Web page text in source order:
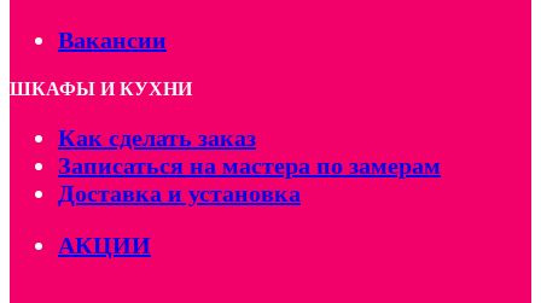
Вакансии
ШКАФЫ И КУХНИ
Как сделать заказ
Записаться на мастера по замерам
Доставка и установка
АКЦИИ